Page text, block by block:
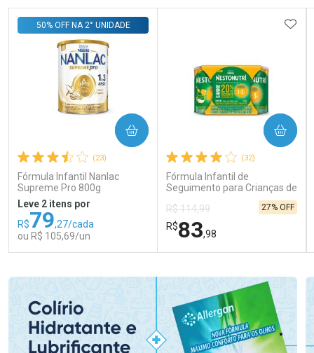
(23)
Fórmula Infantil Nanlac
Supreme Pro 800g
50% OFF NA 2° UNIDADE
Leve 2 itens por
R$79,27/cada
ou R$ 105,69/un
COMPRAR
(32)
Fórmula Infantil de
Seguimento para Crianças de
Primeira Infância Nestonutri
2 Unidades de 800g cada
R$ 114,99
R$83,98
27% OFF
COMPRAR
Laboratório
Por Menos